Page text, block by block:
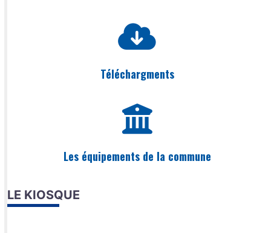
Téléchargments
Les équipements de la commune
LE KIOSQUE